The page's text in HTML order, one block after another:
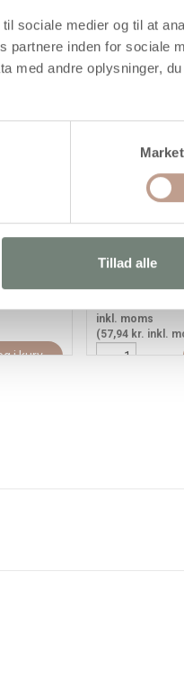
sociale medier og til at
partnere inden for sociale
med andre oplysninger,
Tillad alle
rød, 3
i kurv
Lerskærer, 1 stk.
inkl. moms
(57,94 kr. inkl.